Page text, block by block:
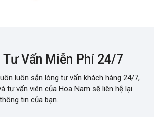
Tư Vấn Miễn Phí 24/7
luôn sẵn lòng tư vấn khách hàng 24/7,
tư vấn viên của Hoa Nam sẽ liên hệ lại
tin của bạn.